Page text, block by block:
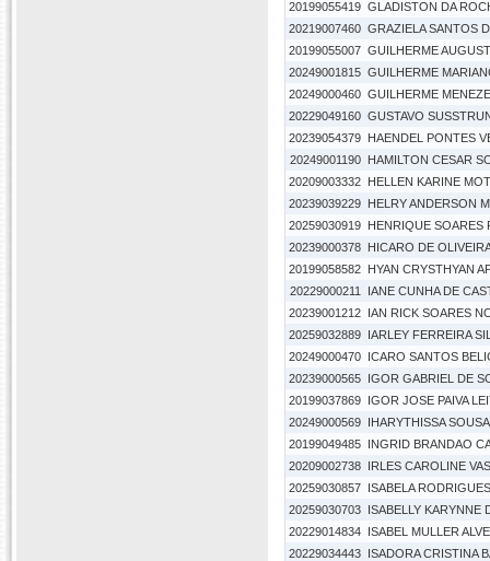
20199055419 GLADISTON DA
20219007460 GRAZIELA SANTOS
20199055007 GUILHERME
20249001815 GUILHERME
20249000460 GUILHERME
20229049160 GUSTAVO
20239054379 HAENDEL PONTES
20249001190
HAMILTON CESAR
20209003332 HELLEN KARINE
20239039229 HELRY ANDERSON
20259030919 HENRIQUE SOARES
20239000378 HICARO DE
20199058582 HYAN CRYSTHYAN
20229000211
IANE CUNHA DE
20239001212 IAN RICK SOARES
20259032889 IARLEY FERREIRA
20249000470 ICARO SANTOS
20239000565 IGOR GABRIEL DE
20199037869 IGOR JOSE PAIVA
20249000569 IHARYTHISSA
20199049485 INGRID BRANDAO
20209002738 IRLES CAROLINE
20259030857 ISABELA
20259030703 ISABELLY KARYNNE
20229014834 ISABEL MULLER
20229034443 ISADORA CRISTINA